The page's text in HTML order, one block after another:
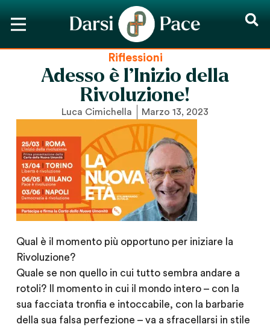
Riflessioni
Adesso è l’Inizio della
Rivoluzione!
Luca Cimichella Marzo 13, 2023
Qual è il momento più opportuno per iniziare la
Rivoluzione?
Quale se non quello in cui tutto sembra andare a
rotoli? Il momento in cui il mondo intero – con la
sua facciata tronfia e intoccabile, con la barbarie
della sua falsa perfezione – va a sfracellarsi in stile